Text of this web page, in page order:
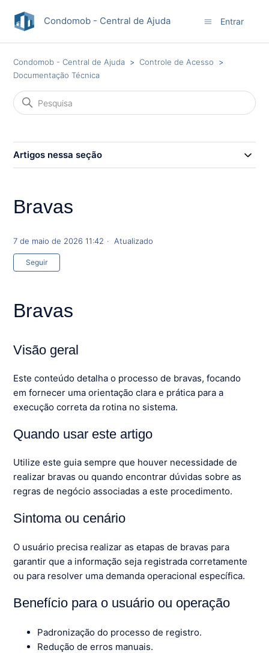
Condomob - Central de Ajuda Entrar
Condomob - Central de Ajuda
Controle de Acesso
Documentação Técnica
Artigos nessa seção
Bravas
7 de maio de 2026 11:42 Atualizado
Seguir
Bravas
Visão geral
Este conteúdo detalha o processo de bravas, focando
em fornecer uma orientação clara e prática para a
execução correta da rotina no sistema.
Quando usar este artigo
Utilize este guia sempre que houver necessidade de
realizar bravas ou quando encontrar dúvidas sobre as
regras de negócio associadas a este procedimento.
Sintoma ou cenário
O usuário precisa realizar as etapas de bravas para
garantir que a informação seja registrada corretamente
ou para resolver uma demanda operacional específica.
Benefício para o usuário ou operação
Padronização do processo de registro.
Redução de erros manuais.